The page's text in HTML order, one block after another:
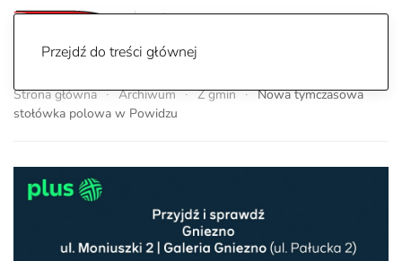
Przejdź do treści głównej
Strona główna Archiwum Z gmin
Nowa tymczasowa
stołówka polowa w Powidzu